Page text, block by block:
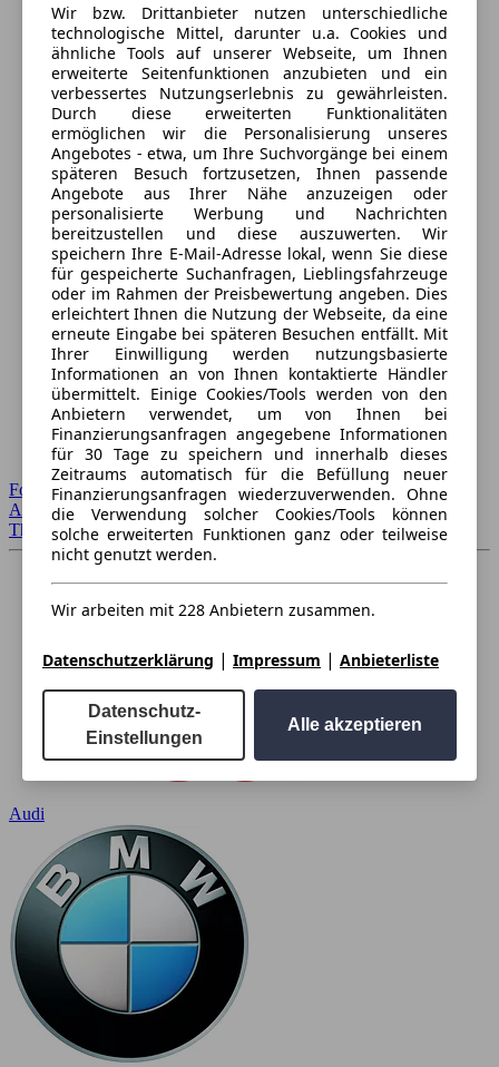
Forum Startseite
Alle Auto-Foren
Themen-Forum
Audi
Wir bzw. Drittanbieter nutzen unterschiedliche
technologische Mittel, darunter u.a. Cookies und
ähnliche Tools auf unserer Webseite, um Ihnen
erweiterte Seitenfunktionen anzubieten und ein
verbessertes Nutzungserlebnis zu gewährleisten.
Durch diese erweiterten Funktionalitäten
ermöglichen wir die Personalisierung unseres
Angebotes - etwa, um Ihre Suchvorgänge bei einem
späteren Besuch fortzusetzen, Ihnen passende
Angebote aus Ihrer Nähe anzuzeigen oder
personalisierte Werbung und Nachrichten
bereitzustellen und diese auszuwerten. Wir
speichern Ihre E-Mail-Adresse lokal, wenn Sie diese
für gespeicherte Suchanfragen, Lieblingsfahrzeuge
oder im Rahmen der Preisbewertung angeben. Dies
erleichtert Ihnen die Nutzung der Webseite, da eine
erneute Eingabe bei späteren Besuchen entfällt. Mit
Ihrer Einwilligung werden nutzungsbasierte
Informationen an von Ihnen kontaktierte Händler
übermittelt. Einige Cookies/Tools werden von den
Anbietern verwendet, um von Ihnen bei
Finanzierungsanfragen angegebene Informationen
für 30 Tage zu speichern und innerhalb dieses
Zeitraums automatisch für die Befüllung neuer
Finanzierungsanfragen wiederzuverwenden. Ohne
die Verwendung solcher Cookies/Tools können
solche erweiterten Funktionen ganz oder teilweise
nicht genutzt werden.
Wir arbeiten mit 228 Anbietern zusammen.
Datenschutzerklärung | Impressum | Anbieterliste
Datenschutz-
Einstellungen
Alle akzeptieren